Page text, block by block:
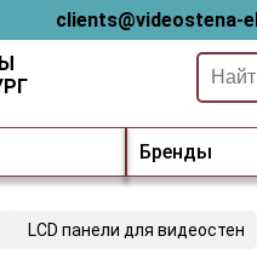
clients@videostena-
Бренды
LCD панели для видеостен